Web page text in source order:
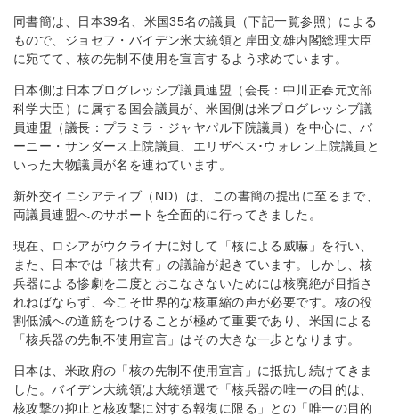
同書簡は、日本39名、米国35名の議員（下記一覧参照）による
もので、ジョセフ・バイデン米大統領と岸田文雄内閣総理大臣
に宛てて、核の先制不使用を宣言するよう求めています。
日本側は日本プログレッシブ議員連盟（会長：中川正春元文部
科学大臣）に属する国会議員が、米国側は米プログレッシブ議
員連盟（議長：プラミラ・ジャヤパル下院議員）を中心に、バ
ーニー・サンダース上院議員、エリザベス･ウォレン上院議員と
いった大物議員が名を連ねています。
新外交イニシアティブ（ND）は、この書簡の提出に至るまで、
両議員連盟へのサポートを全面的に行ってきました。
現在、ロシアがウクライナに対して「核による威嚇」を行い、
また、日本では「核共有」の議論が起きています。しかし、核
兵器による惨劇を二度とおこなさないためには核廃絶が目指さ
れねばならず、今こそ世界的な核軍縮の声が必要です。核の役
割低減への道筋をつけることが極めて重要であり、米国による
「核兵器の先制不使用宣言」はその大きな一歩となります。
日本は、米政府の「核の先制不使用宣言」に抵抗し続けてきま
した。バイデン大統領は大統領選で「核兵器の唯一の目的は、
核攻撃の抑止と核攻撃に対する報復に限る」との「唯一の目的